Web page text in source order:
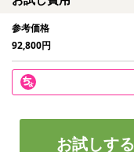
参考価格
92,800円
お試しする